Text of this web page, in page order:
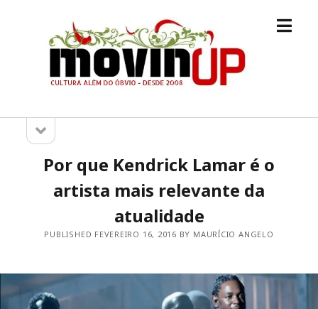
M.O.V.I.N
[UP]
open
Sidebarsidebar
Por que Kendrick Lamar é o
artista mais relevante da
atualidade
PUBLISHED FEVEREIRO 16, 2016 BY MAURÍCIO ANGELO